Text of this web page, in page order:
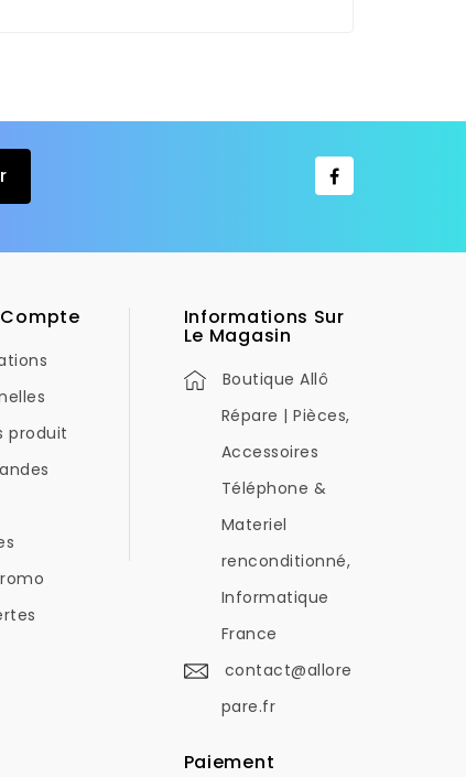
produit
Informations Sur
Le Magasin
Boutique Allô
Répare | Pièces,
Accessoires
Téléphone &
Materiel
renconditionné,
Informatique
France
contact@allore
pare.fr
Paiement